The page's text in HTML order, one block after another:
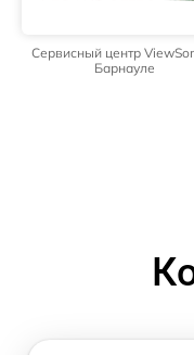
Сервисный центр
Барнауле